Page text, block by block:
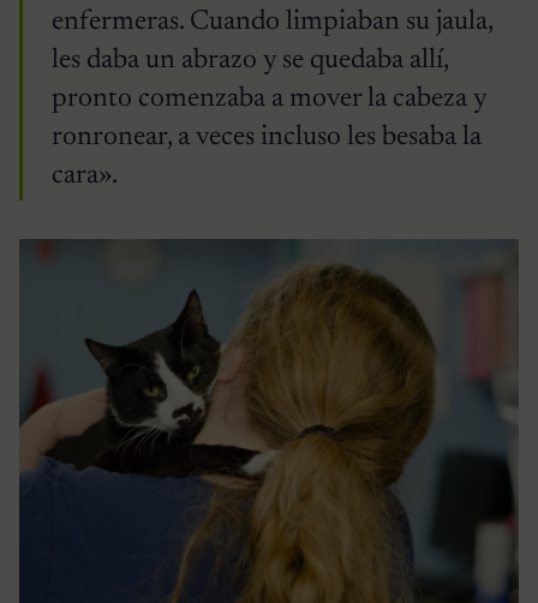
enfermeras. Cuando limpiaban su jaula,
les daba un abrazo y se quedaba allí,
pronto comenzaba a mover la cabeza y
ronronear, a veces incluso les besaba la
cara».